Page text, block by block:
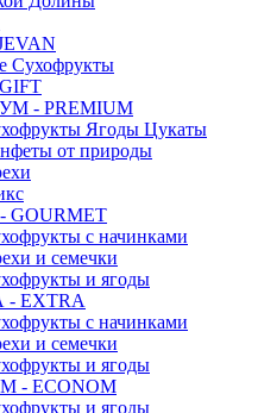
Сухофрукты
- PREMIUM
Ягоды Цукаты
от природы
с начинками
и семечки
и ягоды
EXTRA
с начинками
и семечки
и ягоды
- ECONOM
и ягоды